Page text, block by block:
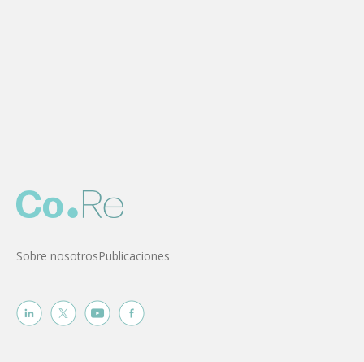
Sobre nosotrosPublicaciones